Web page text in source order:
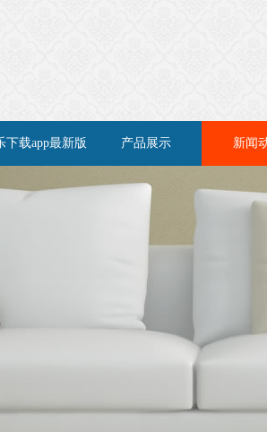
下载app最新版
介绍
产品展示 新闻